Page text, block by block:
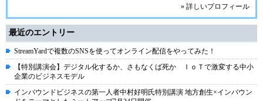
» 詳しいプロフィール
最近のエントリー
StreamYardで複数のSNSを使ってオンライン配信をやってみた！
【特別講演会】デジタル化するか、さもなくば死か ＩｏＴで激変する中小
企業のビジネスモデル
インバウンドビジネスの第一人者中村好明氏特別講演 地方創生×インバウン